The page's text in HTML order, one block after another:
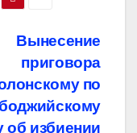
Вынесение
приговора
по
об избиении